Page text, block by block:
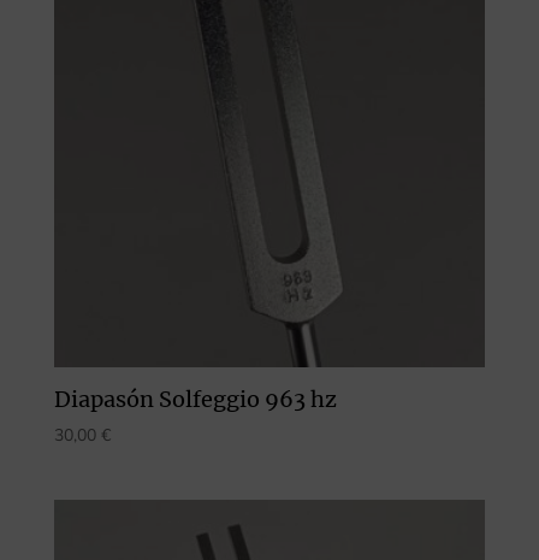
Diapasón Solfeggio 963 hz
30,00 €